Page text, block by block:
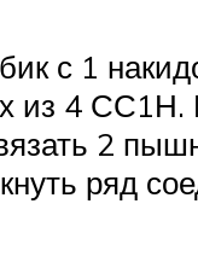
с 1
из 4
2
ряд